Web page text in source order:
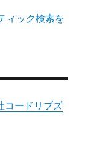
ィック検索を
コードリブズ